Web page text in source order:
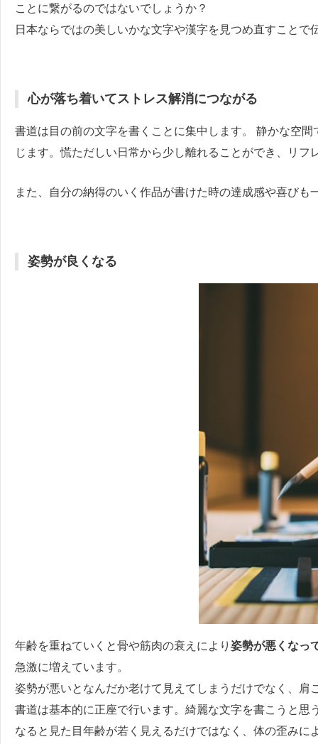
ことに繋がるのではないでしょうか？
日本ならではの美しいかな文字や漢字を見つめ直すことで
心が落ち着いてストレス解消につながる
書道は目の前の文字を書くことに集中します。 静かな空間
じます。慌ただしい日常から少し離れることができ、リ
また、自分の納得のいく作品が書けた時の達成感や喜びも
姿勢が良くなる
年齢を重ねていくと骨や筋肉の衰えにより 姿勢が悪くなっ
急激に増えています。
姿勢が悪いとなんだか老けて見えてしまうだけでなく、
書道は基本的に正座で行います。綺麗な文字を書こうと
なると見た目年齢が若く見えるだけではなく、体の歪み